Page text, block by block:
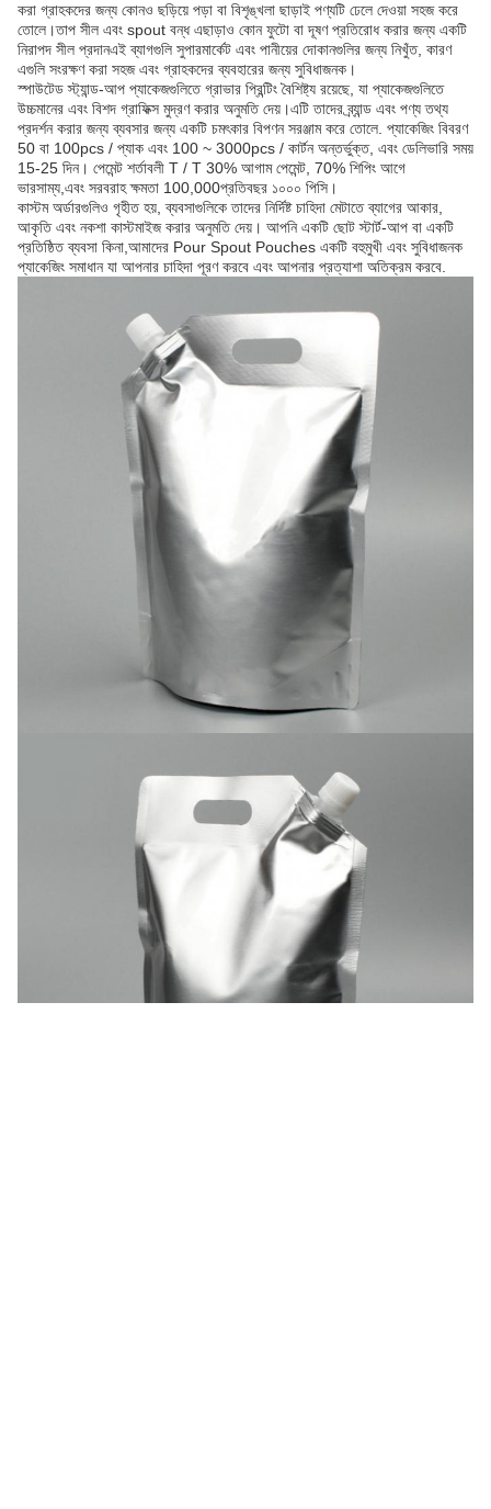
করা গ্রাহকদের জন্য কোনও ছড়িয়ে পড়া বা বিশৃঙ্খলা ছাড়াই পণ্যটি ঢেলে দেওয়া সহজ করে
তোলে।তাপ সীল এবং spout বন্ধ এছাড়াও কোন ফুটো বা দূষণ প্রতিরোধ করার জন্য একটি
নিরাপদ সীল প্রদানএই ব্যাগগুলি সুপারমার্কেট এবং পানীয়ের দোকানগুলির জন্য নিখুঁত, কারণ
এগুলি সংরক্ষণ করা সহজ এবং গ্রাহকদের ব্যবহারের জন্য সুবিধাজনক।
স্পাউটেড স্ট্যান্ড-আপ প্যাকেজগুলিতে গ্রাভার প্রিন্টিং বৈশিষ্ট্য রয়েছে, যা প্যাকেজগুলিতে
উচ্চমানের এবং বিশদ গ্রাফিক্স মুদ্রণ করার অনুমতি দেয়।এটি তাদের ব্র্যান্ড এবং পণ্য তথ্য
প্রদর্শন করার জন্য ব্যবসার জন্য একটি চমৎকার বিপণন সরঞ্জাম করে তোলে. প্যাকেজিং বিবরণ
50 বা 100pcs / প্যাক এবং 100 ~ 3000pcs / কার্টন অন্তর্ভুক্ত, এবং ডেলিভারি সময়
15-25 দিন। পেমেন্ট শর্তাবলী T / T 30% আগাম পেমেন্ট, 70% শিপিং আগে
ভারসাম্য,এবং সরবরাহ ক্ষমতা 100,000প্রতিবছর ১০০০ পিসি।
কাস্টম অর্ডারগুলিও গৃহীত হয়, ব্যবসাগুলিকে তাদের নির্দিষ্ট চাহিদা মেটাতে ব্যাগের আকার,
আকৃতি এবং নকশা কাস্টমাইজ করার অনুমতি দেয়। আপনি একটি ছোট স্টার্ট-আপ বা একটি
প্রতিষ্ঠিত ব্যবসা কিনা,আমাদের Pour Spout Pouches একটি বহুমুখী এবং সুবিধাজনক
প্যাকেজিং সমাধান যা আপনার চাহিদা পূরণ করবে এবং আপনার প্রত্যাশা অতিক্রম করবে.